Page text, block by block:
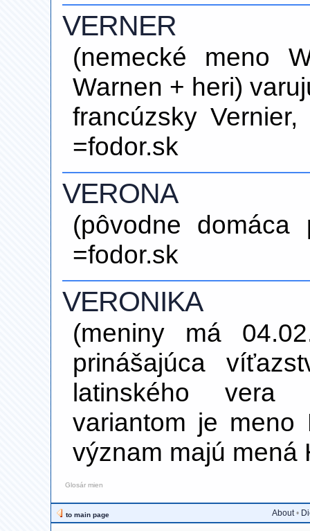
VERNER
(nemecké meno
Warnen + heri)
francúzsky
=fodor.sk
VERONA
(pôvodne domáca
=fodor.sk
VERONIKA
(meniny má
prinášajúca
latinského vera
variantom je meno
význam majú mená
Glosár mien
to main page About•